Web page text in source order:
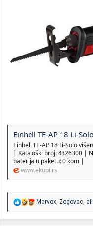
Einhell TE-AP 18 Li-Solo višenamenska testera
Einhell TE-AP 18 Li-Solo
| Kataloški broj: 4326300 |
baterija u paketu: 0 kom |
www.ekupi.rs
R
a
Marvox, Zogovac,